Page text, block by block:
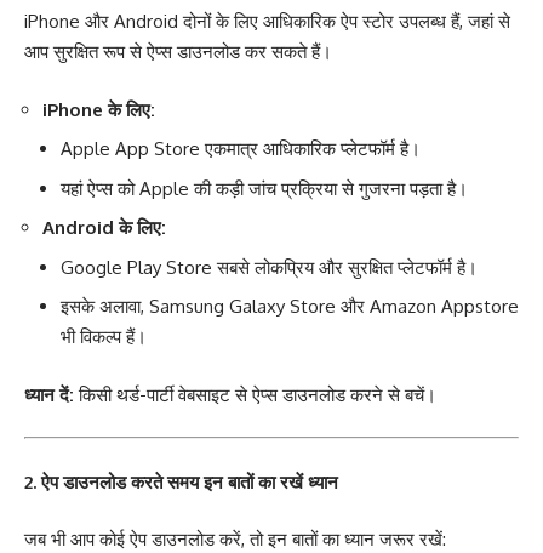
iPhone और Android दोनों के लिए आधिकारिक ऐप स्टोर उपलब्ध हैं, जहां से
आप सुरक्षित रूप से ऐप्स डाउनलोड कर सकते हैं।
iPhone के लिए:
Apple App Store एकमात्र आधिकारिक प्लेटफॉर्म है।
यहां ऐप्स को Apple की कड़ी जांच प्रक्रिया से गुजरना पड़ता है।
Android के लिए:
Google Play Store सबसे लोकप्रिय और सुरक्षित प्लेटफॉर्म है।
इसके अलावा, Samsung Galaxy Store और Amazon Appstore
भी विकल्प हैं।
ध्यान दें: किसी थर्ड-पार्टी वेबसाइट से ऐप्स डाउनलोड करने से बचें।
2. ऐप डाउनलोड करते समय इन बातों का रखें ध्यान
जब भी आप कोई ऐप डाउनलोड करें, तो इन बातों का ध्यान जरूर रखें: